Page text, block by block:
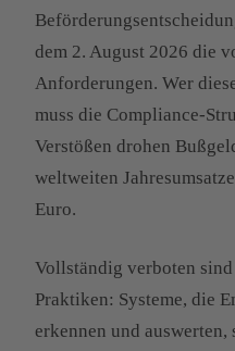
dem 2. August 2026 die
Anforderungen. Wer
muss die Compliance-
Verstößen drohen
weltweiten
Euro.
Vollständig verboten
Praktiken: Systeme, die
erkennen und